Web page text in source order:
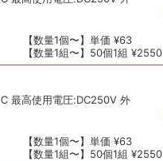
【数量1個〜】単価 ¥63
【数量1組〜】50個1組 ¥2550
最高使用電圧:DC250V 外
【数量1個〜】単価 ¥63
【数量1組〜】50個1組 ¥2550